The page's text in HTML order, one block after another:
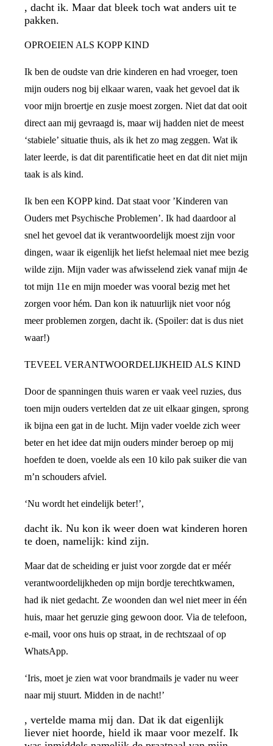
, dacht ik. Maar dat bleek toch wat anders uit te
pakken.
OPROEIEN ALS KOPP KIND
Ik ben de oudste van drie kinderen en had vroeger, toen
mijn ouders nog bij elkaar waren, vaak het gevoel dat ik
voor mijn broertje en zusje moest zorgen. Niet dat dat ooit
direct aan mij gevraagd is, maar wij hadden niet de meest
‘stabiele’ situatie thuis, als ik het zo mag zeggen. Wat ik
later leerde, is dat dit parentificatie heet en dat dit niet mijn
taak is als kind.
Ik ben een KOPP kind. Dat staat voor ’Kinderen van
Ouders met Psychische Problemen’. Ik had daardoor al
snel het gevoel dat ik verantwoordelijk moest zijn voor
dingen, waar ik eigenlijk het liefst helemaal niet mee bezig
wilde zijn. Mijn vader was afwisselend ziek vanaf mijn 4e
tot mijn 11e en mijn moeder was vooral bezig met het
zorgen voor hém. Dan kon ik natuurlijk niet voor nóg
meer problemen zorgen, dacht ik. (Spoiler: dat is dus niet
waar!)
TEVEEL VERANTWOORDELIJKHEID ALS KIND
Door de spanningen thuis waren er vaak veel ruzies, dus
toen mijn ouders vertelden dat ze uit elkaar gingen, sprong
ik bijna een gat in de lucht. Mijn vader voelde zich weer
beter en het idee dat mijn ouders minder beroep op mij
hoefden te doen, voelde als een 10 kilo pak suiker die van
m’n schouders afviel.
‘Nu wordt het eindelijk beter!’,
dacht ik. Nu kon ik weer doen wat kinderen horen
te doen, namelijk: kind zijn.
Maar dat de scheiding er juist voor zorgde dat er méér
verantwoordelijkheden op mijn bordje terechtkwamen,
had ik niet gedacht. Ze woonden dan wel niet meer in één
huis, maar het geruzie ging gewoon door. Via de telefoon,
e-mail, voor ons huis op straat, in de rechtszaal of op
WhatsApp.
‘Iris, moet je zien wat voor brandmails je vader nu weer
naar mij stuurt. Midden in de nacht!’
, vertelde mama mij dan. Dat ik dat eigenlijk
liever niet hoorde, hield ik maar voor mezelf. Ik